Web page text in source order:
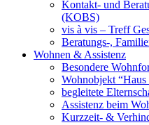
Kontakt- und
(KOBS)
vis à vis – Treff
Beratungs-,
Wohnen & Assistenz
Besondere
Wohnobjekt “Haus
begleitete
Assistenz beim
Kurzzeit- &